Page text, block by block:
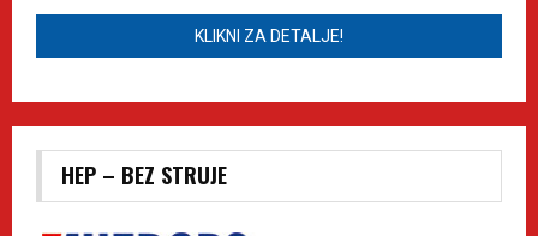
KLIKNI ZA DETALJE!
HEP – BEZ STRUJE